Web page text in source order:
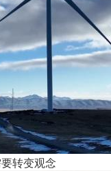
转变观念